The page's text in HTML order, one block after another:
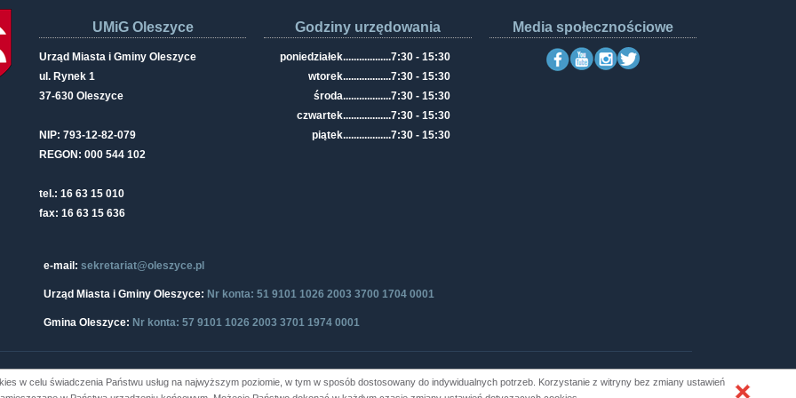
UMiG Oleszyce
Urząd Miasta i Gminy Oleszyce
ul. Rynek 1
37-630 Oleszyce
NIP: 793-12-82-079
REGON: 000 544 102
tel.: 16 63 15 010
fax: 16 63 15 636
Godziny urzędowania
poniedziałek..................7:30 - 15:30
wtorek..................7:30 - 15:30
środa..................7:30 - 15:30
czwartek..................7:30 - 15:30
piątek..................7:30 - 15:30
Media społecznościowe
e-mail: sekretariat@oleszyce.pl
Urząd Miasta i Gminy Oleszyce: Nr konta: 51 9101 1026 2003 3700 1704 0001
Gmina Oleszyce: Nr konta: 57 9101 1026 2003 3701 1974 0001
Oleszyce Produkcja i hosting: ZETO-RZESZÓW
w celu świadczenia Państwu usług na najwyższym poziomie, w tym w sposób dostosowany do indywidualnych potrzeb. Korzystanie z witryny bez zmiany ustawień